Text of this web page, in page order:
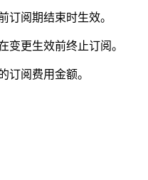
订阅期结束时生效。
变更生效前终止订阅。
订阅费用金额。